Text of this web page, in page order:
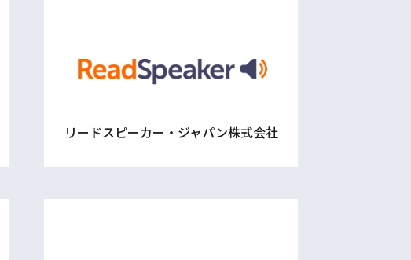
リードスピーカー・ジャパン株式会社